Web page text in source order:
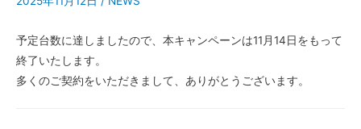
予定台数に達しましたので、本キャンペーンは11月14日をもって
終了いたします。
多くのご契約をいただきまして、ありがとうございます。